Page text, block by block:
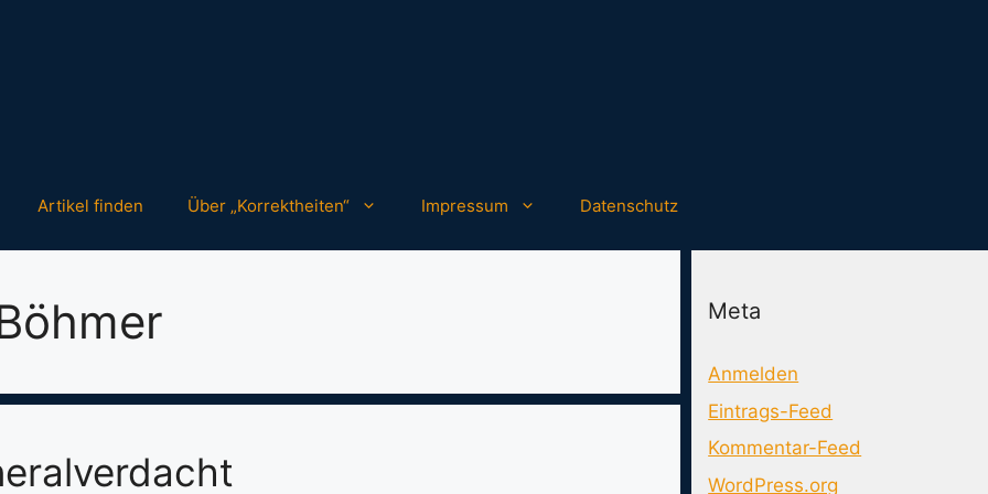
Artikel finden Über „Korrektheiten“ Impressum Datenschutz
Meta
Anmelden
Eintrags-Feed
Kommentar-Feed
WordPress.org